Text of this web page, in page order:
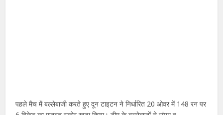
पहले मैच में बल्लेबाजी करते हुए दून टाइटन ने निर्धारित 20 ओवर में 148 रन पर